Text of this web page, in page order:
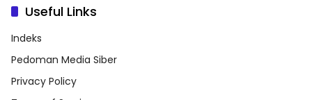
Useful Links
Indeks
Pedoman Media Siber
Privacy Policy